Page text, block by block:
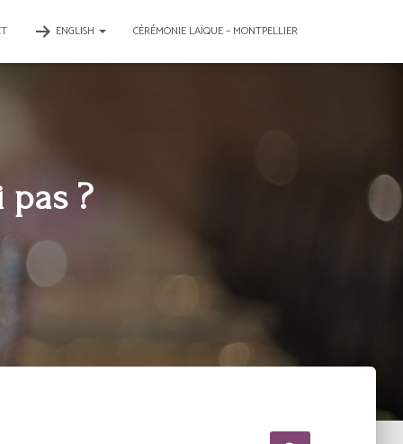
ENGLISH CÉRÉMONIE LAÏQUE – MONTPELLIER
?